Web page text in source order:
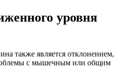
уровня
также является отклонением,
с мышечным или общим